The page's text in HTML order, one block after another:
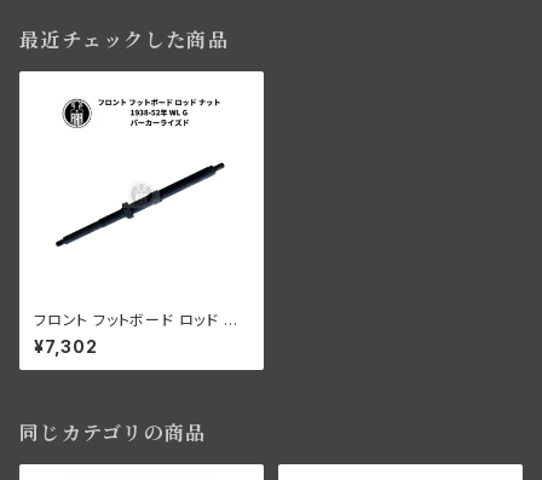
最近チェックした商品
フロント フットボード ロッド ナ
ット ハーレーダビッドソン 1938
-52年 WL G パーカーライズド
¥7,302
同じカテゴリの商品